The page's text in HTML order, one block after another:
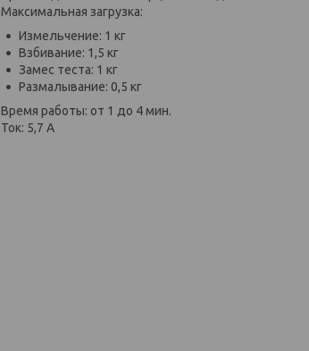
Максимальная загрузка:
Измельчение: 1 кг
Взбивание: 1,5 кг
Замес теста: 1 кг
Размалывание: 0,5 кг
Время работы: от 1 до 4 мин.
Ток: 5,7 А